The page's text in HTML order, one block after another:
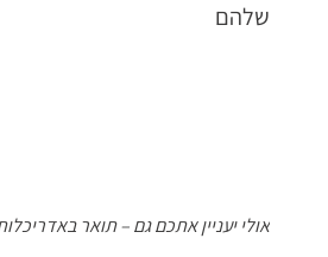
שלהם
אולי יעניין אתכם גם –תואר ב